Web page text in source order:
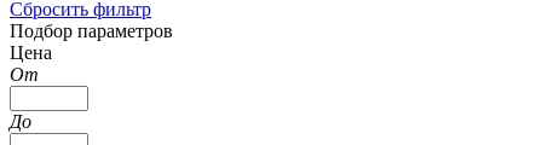
Сбросить фильтр
Подбор параметров
Цена
От
До